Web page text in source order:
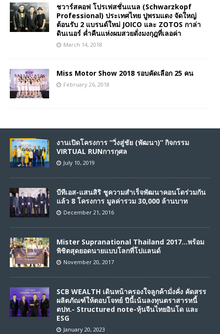
ชวาร์สคอฟ โปรเฟสชั่นแนล (Schwarzkopf
Professional) ประเทศไทย ปูพรมแดง จัดใหญ่
ต้อนรับ 2 แบรนด์ใหม่ JOICO และ ZOTOS กาล่า
ดินเนอร์ ค่ำคืนแห่งผมสวยดั่งมงกุฎที่เลอค่า
March 14, 2018
Miss Motor Show 2018 รอบคัดเลือก 25 คน
February 26, 2018
งานเปิดโครงการ “วิ่งสู่ชัย (พัฒนา)” กิจกรรม
VIRTUAL RUNการกุศล
July 10, 2019
บีทีเอส-แสนสิริ ชูความสำเร็จพัฒนาคอนโดร่วมกัน
แล้ว 8 โครงการ มูลค่ารวม 30,000 ล้านบาท
December 21, 2016
Mister Supranational Thailand 2017…พร้อม
พิชิตสุดยอดนายแบบโลกที่โปแลนด์
November 20, 2017
SCB WEALTH เดินหน้าครองใจลูกค้ามั่งคั่ง คัดสรร
ผลิตภัณฑ์ให้ตอบโจทย์ ปีนี้เน้นลงทุนตราสารหนี้
ตปท.- Structured note-หุ้นจีนไทยอินโด และ
ESG
January 20, 2023